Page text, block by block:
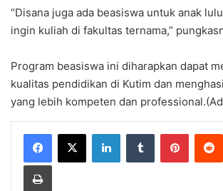
“Disana juga ada beasiswa untuk anak
ingin kuliah di fakultas ternama,”
Program beasiswa ini diharapkan dapat
kualitas pendidikan di Kutim dan
yang lebih kompeten dan
LinkedInTumblr Pinterest
Print